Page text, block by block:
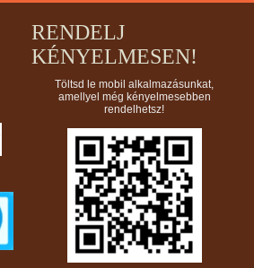
RENDELJ
KÉNYELMESEN!
Töltsd le mobil alkalmazásunkat,
amellyel még kényelmesebben
rendelhetsz!